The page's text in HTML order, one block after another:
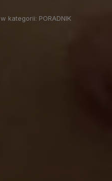
w kategorii: PORADNIK